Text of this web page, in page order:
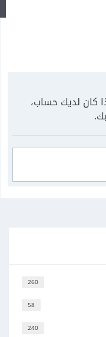
كان لديك حساب،
260
58
240